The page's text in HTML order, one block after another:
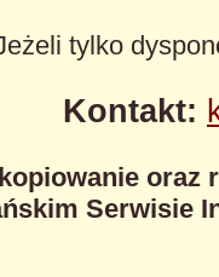
tylko
Kontakt:
oraz
Serwisie